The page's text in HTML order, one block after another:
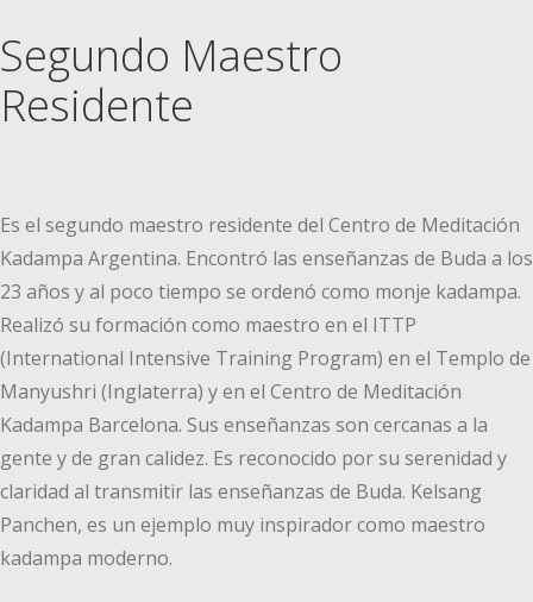
Segundo Maestro
Residente
Es el segundo maestro residente del Centro de Meditación
Kadampa Argentina. Encontró las enseñanzas de Buda a los
23 años y al poco tiempo se ordenó como monje kadampa.
Realizó su formación como maestro en el ITTP
(International Intensive Training Program) en el Templo de
Manyushri (Inglaterra) y en el Centro de Meditación
Kadampa Barcelona. Sus enseñanzas son cercanas a la
gente y de gran calidez. Es reconocido por su serenidad y
claridad al transmitir las enseñanzas de Buda. Kelsang
Panchen, es un ejemplo muy inspirador como maestro
kadampa moderno.